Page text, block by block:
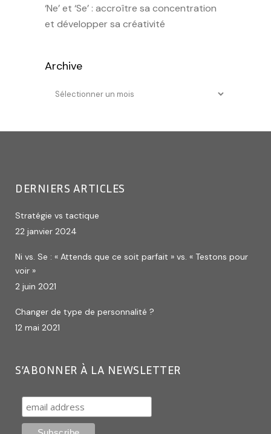
‘Ne’ et ‘Se’ : accroître sa concentration
et développer sa créativité
Archive
DERNIERS ARTICLES
Stratégie vs tactique
22 janvier 2024
Ni vs. Se : « Attends que ce soit parfait » vs. « Testons pour
voir »
2 juin 2021
Changer de type de personnalité ?
12 mai 2021
S’ABONNER À LA NEWSLETTER